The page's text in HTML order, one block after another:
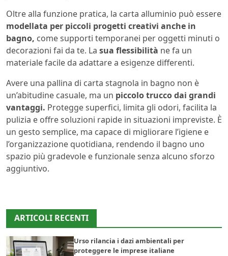
Oltre alla funzione pratica, la carta alluminio può essere
modellata per piccoli progetti creativi anche in
bagno, come supporti temporanei per oggetti minuti o
decorazioni fai da te. La sua flessibilità ne fa un
materiale facile da adattare a esigenze differenti.
Avere una pallina di carta stagnola in bagno non è
un’abitudine casuale, ma un piccolo trucco dai grandi
vantaggi. Protegge superfici, limita gli odori, facilita la
pulizia e offre soluzioni rapide in situazioni impreviste. È
un gesto semplice, ma capace di migliorare l’igiene e
l’organizzazione quotidiana, rendendo il bagno uno
spazio più gradevole e funzionale senza alcuno sforzo
aggiuntivo.
ARTICOLI RECENTI
Urso rilancia i dazi ambientali per
proteggere le imprese italiane